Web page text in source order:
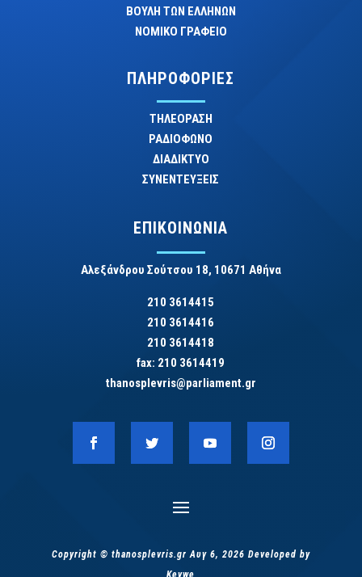
ΒΟΥΛΗ ΤΩΝ ΕΛΛΗΝΩΝ
ΝΟΜΙΚΟ ΓΡΑΦΕΙΟ
ΠΛΗΡΟΦΟΡΙΕΣ
ΤΗΛΕΟΡΑΣΗ
ΡΑΔΙΟΦΩΝΟ
ΔΙΑΔΙΚΤΥΟ
ΣΥΝΕΝΤΕΥΞΕΙΣ
ΕΠΙΚΟΙΝΩΝΙΑ
Αλεξάνδρου Σούτσου 18, 10671 Αθήνα
210 3614415
210 3614416
210 3614418
fax: 210 3614419
thanosplevris@parliament.gr
Copyright © thanosplevris.gr Αυγ 6, 2026 Developed by